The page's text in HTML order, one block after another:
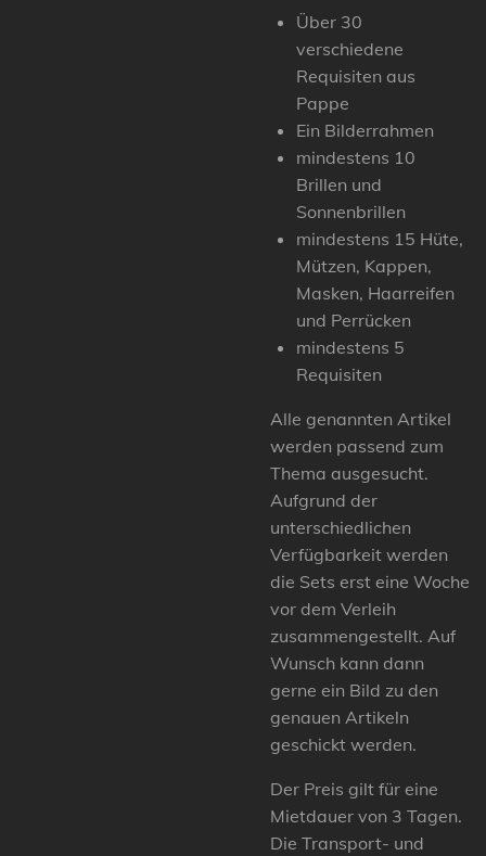
Über 30
verschiedene
Requisiten aus
Pappe
Ein Bilderrahmen
mindestens 10
Brillen und
Sonnenbrillen
mindestens 15 Hüte,
Mützen, Kappen,
Masken, Haarreifen
und Perrücken
mindestens 5
Requisiten
Alle genannten Artikel
werden passend zum
Thema ausgesucht.
Aufgrund der
unterschiedlichen
Verfügbarkeit werden
die Sets erst eine Woche
vor dem Verleih
zusammengestellt. Auf
Wunsch kann dann
gerne ein Bild zu den
genauen Artikeln
geschickt werden.
Der Preis gilt für eine
Mietdauer von 3 Tagen.
Die Transport- und